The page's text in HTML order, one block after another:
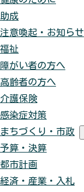
助成
注意喚起・お知らせ
福祉
障がい者の方へ
高齢者の方へ
介護保険
感染症対策
まちづくり・市政
予算・決算
都市計画
経済・産業・入札